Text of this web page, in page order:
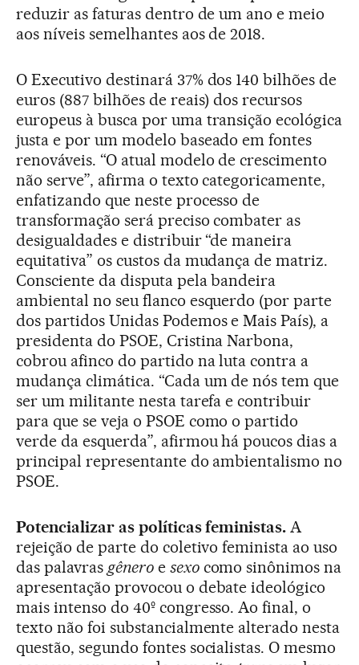
reduzir as faturas dentro de um ano e meio
aos níveis semelhantes aos de 2018.
O Executivo destinará 37% dos 140 bilhões de
euros (887 bilhões de reais) dos recursos
europeus à busca por uma transição ecológica
justa e por um modelo baseado em fontes
renováveis. “O atual modelo de crescimento
não serve”, afirma o texto categoricamente,
enfatizando que neste processo de
transformação será preciso combater as
desigualdades e distribuir “de maneira
equitativa” os custos da mudança de matriz.
Consciente da disputa pela bandeira
ambiental no seu flanco esquerdo (por parte
dos partidos Unidas Podemos e Mais País), a
presidenta do PSOE, Cristina Narbona,
cobrou afinco do partido na luta contra a
mudança climática. “Cada um de nós tem que
ser um militante nesta tarefa e contribuir
para que se veja o PSOE como o partido
verde da esquerda”, afirmou há poucos dias a
principal representante do ambientalismo no
PSOE.
Potencializar as políticas feministas. A
rejeição de parte do coletivo feminista ao uso
das palavras gêneroe sexocomo sinônimos na
apresentação provocou o debate ideológico
mais intenso do 40º congresso. Ao final, o
texto não foi substancialmente alterado nesta
questão, segundo fontes socialistas. O mesmo